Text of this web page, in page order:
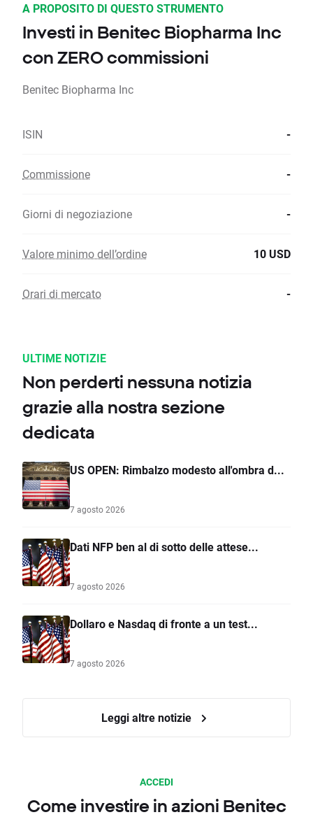
A PROPOSITO DI QUESTO STRUMENTO
Investi in Benitec Biopharma Inc
con ZERO commissioni
Benitec Biopharma Inc
ISIN -
Commissione -
Giorni di negoziazione -
Valore minimo dell’ordine 10 USD
Orari di mercato -
ULTIME NOTIZIE
Non perderti nessuna notizia
grazie alla nostra sezione
dedicata
US OPEN: Rimbalzo modesto all'ombra d...
7 agosto 2026
Dati NFP ben al di sotto delle attese...
7 agosto 2026
Dollaro e Nasdaq di fronte a un test...
7 agosto 2026
Leggi altre notizie
ACCEDI
Come investire in azioni Benitec